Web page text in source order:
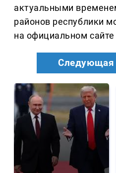
актуальными
районов республики
на официальном
Следующая